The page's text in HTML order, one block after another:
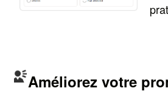
Améliorez votre